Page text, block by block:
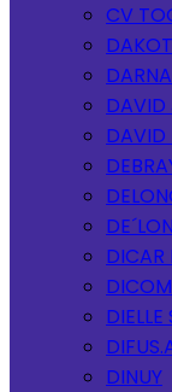
CV
DAVID
DAVID
DICAR
DIELLE
DINUY